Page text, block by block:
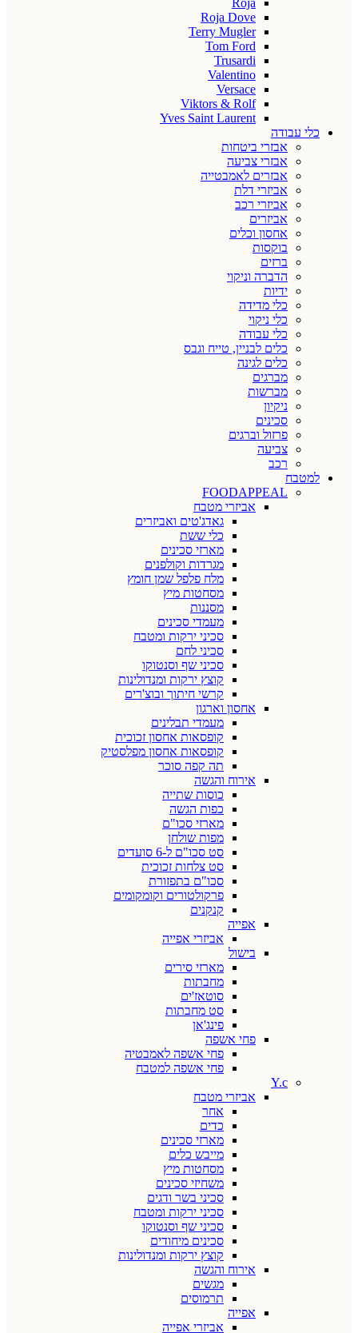
Roja
Roja Dove
Terry Mugler
Tom Ford
Trusardi
Valentino
Versace
Viktors & Rolf
Yves Saint Laurent
כלי עבודה
אבזרי ביטחות
אבזרי צביעה
אבזרים לאמבטייה
אביזרי דלת
אביזרי רכב
אביזרים
אחסון וכלים
בוקסות
ברזים
הדברה וניקוי
ידיות
כלי מדידה
כלי ניקוי
כלי עבודה
כלים לבניין, טייח וגבס
כלים לגינה
מברגים
מברשות
ניקיון
סכינים
פרזול וברגים
צביעה
רכב
למטבח
FOODAPPEAL
אביזרי מטבח
גאדג'טים ואביזרים
כלי ששת
מארזי סכינים
מגרדות וקולפנים
מלח פלפל שמן חומץ
מסחטות מיץ
מסננות
מעמדי סכינים
סכיני ירקות ומטבח
סכיני לחם
סכיני שף וסנטוקו
קוצץ ירקות ומנדולינות
קרשי חיתוך ובוצ'רים
אחסון וארגון
מעמדי תבלינים
קופסאות אחסון זכוכית
קופסאות אחסון מפלסטיק
תה קפה סוכר
אירוח והגשה
כוסות שתייה
כפות הגשה
מארזי סכו"ם
מפות שולחן
סט סכו"ם ל-6 סועדים
סט צלחות זכוכית
סכו"ם בתפזורת
פרקולטורים וקומקומים
קנקנים
אפייה
אביזרי אפייה
בישול
מארזי סירים
מחבתות
סוטאז'ים
סט מחבתות
פינג'אן
פחי אשפה
פחי אשפה לאמבטיה
פחי אשפה למטבח
Y.c
אביזרי מטבח
אחר
כדים
מארזי סכינים
מייבש כלים
מסחטות מיץ
משחיזי סכינים
סכיני בשר ודגים
סכיני ירקות ומטבח
סכיני שף וסנטוקו
סכינים מיחודים
קוצץ ירקות ומנדולינות
אירוח והגשה
מגשים
תרמוסים
אפייה
אביזרי אפייה